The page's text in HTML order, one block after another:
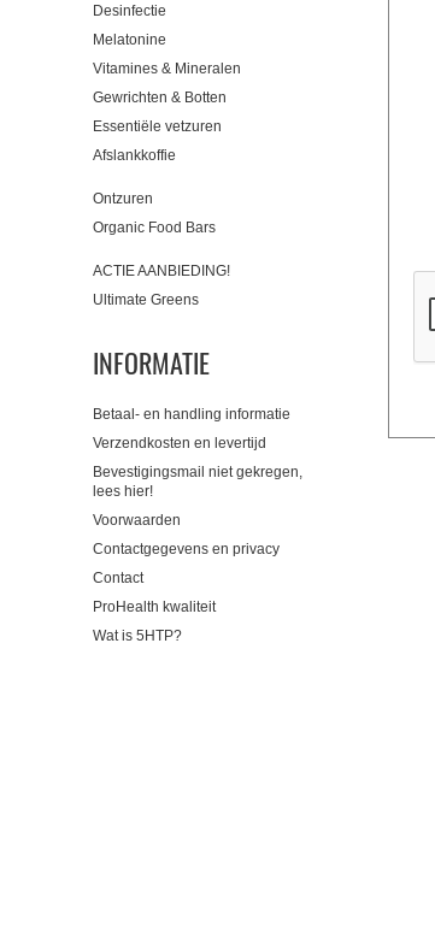
Desinfectie
Melatonine
Vitamines & Mineralen
Gewrichten & Botten
Essentiële vetzuren
Afslankkoffie
Ontzuren
Organic Food Bars
ACTIE AANBIEDING!
Ultimate Greens
INFORMATIE
Betaal- en handling informatie
Verzendkosten en levertijd
Bevestigingsmail niet gekregen,
lees hier!
Voorwaarden
Contactgegevens en privacy
Contact
ProHealth kwaliteit
Wat is 5HTP?